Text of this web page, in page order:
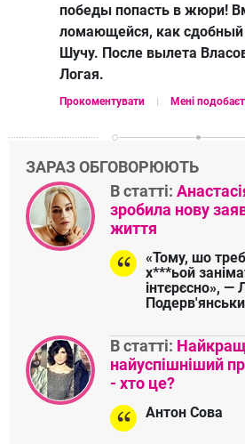
победы попасть в жюри!
ломающейся, как сдобный
Шучу. После вылета
Логая.
Прокоментувати Мені
ЗАРАЗ ОБГОВОРЮЮТЬ
В статті:
зробила нову
життя
«Тому, шо
х***ьой
інтєрєсно», —
В статті:
найуспішніший
- хто це?
Антон Сова